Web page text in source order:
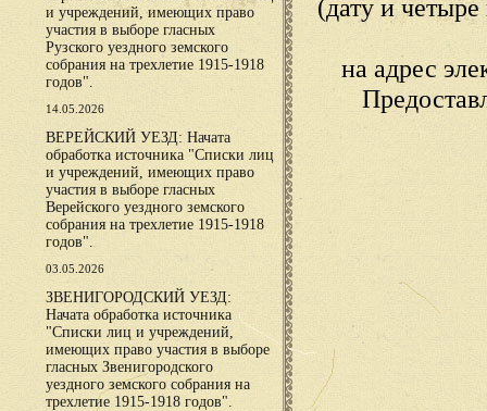
и учреждений, имеющих право
участия в выборе гласных
Рузского уездного земского
собрания на трехлетие 1915-1918
годов".
14.05.2026
ВЕРЕЙСКИЙ УЕЗД: Начата
обработка источника "Списки лиц
и учреждений, имеющих право
участия в выборе гласных
Верейского уездного земского
собрания на трехлетие 1915-1918
годов".
03.05.2026
ЗВЕНИГОРОДСКИЙ УЕЗД:
Начата обработка источника
"Списки лиц и учреждений,
имеющих право участия в выборе
гласных Звенигородского
уездного земского собрания на
трехлетие 1915-1918 годов".
(дату и
на адрес